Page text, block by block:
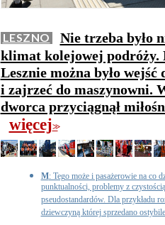
LESZNO
Nie trzeba było
klimat kolejowej podróży.
Lesznie można było
i zajrzeć do maszynowni.
dworca przyciągnął
więcej>>
M: Tego może i pasażerowie na co
punktualności, problemy z
pseudostandardów. Dla przykładu
dziewczyną której sprzedano